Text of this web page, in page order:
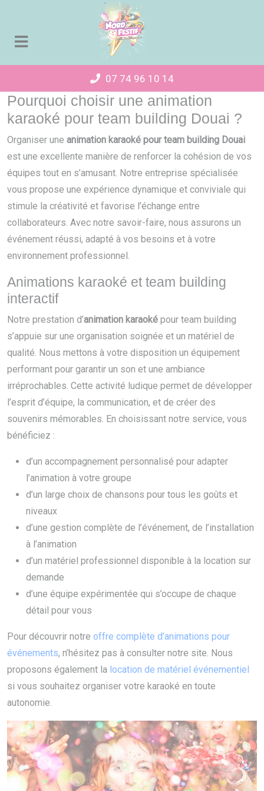
07 74 96 10 14
Pourquoi choisir une animation
karaoké pour team building Douai ?
Organiser une animation karaoké pour team building Douai
est une excellente manière de renforcer la cohésion de vos
équipes tout en s’amusant. Notre entreprise spécialisée
vous propose une expérience dynamique et conviviale qui
stimule la créativité et favorise l’échange entre
collaborateurs. Avec notre savoir-faire, nous assurons un
événement réussi, adapté à vos besoins et à votre
environnement professionnel.
Animations karaoké et team building
interactif
Notre prestation d’animation karaoké pour team building
s’appuie sur une organisation soignée et un matériel de
qualité. Nous mettons à votre disposition un équipement
performant pour garantir un son et une ambiance
irréprochables. Cette activité ludique permet de développer
l’esprit d’équipe, la communication, et de créer des
souvenirs mémorables. En choisissant notre service, vous
bénéficiez :
d’un accompagnement personnalisé pour adapter
l’animation à votre groupe
d’un large choix de chansons pour tous les goûts et
niveaux
d’une gestion complète de l’événement, de l’installation
à l’animation
d’un matériel professionnel disponible à la location sur
demande
d’une équipe expérimentée qui s’occupe de chaque
détail pour vous
Pour découvrir notre offre complète d’animations pour
événements, n’hésitez pas à consulter notre site. Nous
proposons également la location de matériel événementiel
si vous souhaitez organiser votre karaoké en toute
autonomie.
Panneau de gestion des cookies